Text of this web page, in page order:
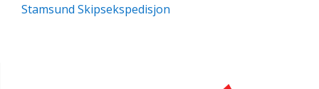
Stamsund Skipsekspedisjon